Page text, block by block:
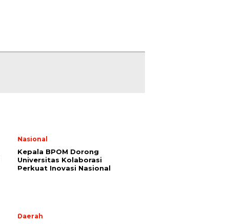
Nasional
Kepala BPOM Dorong
Universitas Kolaborasi
Perkuat Inovasi Nasional
Daerah